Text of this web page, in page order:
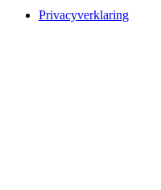
Privacyverklaring